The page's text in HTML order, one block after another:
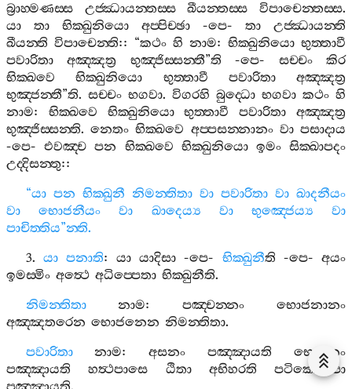
බ්‍රාහ‍්මණස‍්ස
උජ‍්ඣායන‍්තස‍්ස ඛීයන‍්තස‍්ස විපාචෙන‍්තස‍්ස.
යා
තා භික‍්ඛුනියො අප‍්පිච‍්ඡා -පෙ- තා
උජ‍්ඣායන‍්ති
ඛීයන‍්ති විපාචෙන‍්ති:: “කථං හි නාම: භික‍්ඛුනියො භුත‍්තාවී
පවාරිතා
අඤ‍්ඤත්‍ර භුඤ‍්ජිස‍්සන‍්තී”ති -පෙ- සච‍්චං
කිර
භික‍්ඛවෙ
භික‍්ඛුනියො භුත‍්තාවී පවාරිතා
අඤ‍්ඤත්‍ර
භුඤ‍්ජන‍්තී”ති. සච‍්චං භගවා. විගරහි බුද‍්ධො භගවා කථං හි
නාම: භික‍්ඛවෙ භික‍්ඛුනියො භුත‍්තාවී පවාරිතා
අඤ‍්ඤත්‍ර
භුඤ‍්ජිස‍්සන‍්ති.නෙතං භික‍්ඛවෙ අප‍්පසන‍්නානං වා පසාදාය
-පෙ-එවඤ‍්ච පන භික‍්ඛවෙ භික‍්ඛුනියො ඉමං සික‍්ඛාපදං
උද‍්දිසන‍්තු::
“යා පන භික‍්ඛුනී නිමන‍්තිතා වා පවාරිතා වා ඛාදනීයං
වා
භොජනීයං වා ඛාදෙය්‍ය වා භුඤ‍්ජෙය්‍ය
වා
පාචිත‍්තිය”න‍්ති.
3. යා පනාති:යා යාදිසා -පෙ- භික‍්ඛුනීති -පෙ- අයං
ඉමස‍්මිං අත්‍ථෙ අධිප‍්පෙතා භික‍්ඛුනීති.
නිමන‍්තිතා
නාම:පඤ‍්චන‍්නං
භොජනානං
අඤ‍්ඤතරෙන භොජනෙන නිමන‍්තිතා.
පවාරිතා
නාම:අසනං පඤ‍්ඤායති
භොජනං
පඤ‍්ඤායති
හත්‍ථපාසෙ ඨිතා අභිහරති
පටික‍්ඛෙපො